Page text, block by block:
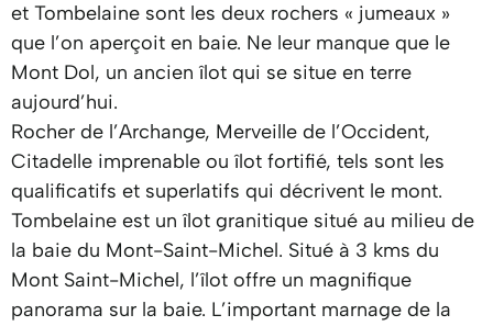
et Tombelaine sont les deux rochers « jumeaux »
que l’on aperçoit en baie. Ne leur manque que le
Mont Dol, un ancien îlot qui se situe en terre
aujourd’hui.
Rocher de l’Archange, Merveille de l’Occident,
Citadelle imprenable ou îlot fortifié, tels sont les
qualificatifs et superlatifs qui décrivent le mont.
Tombelaine est un îlot granitique situé au milieu de
la baie du Mont-Saint-Michel. Situé à 3 kms du
Mont Saint-Michel, l’îlot offre un magnifique
panorama sur la baie. L’important marnage de la